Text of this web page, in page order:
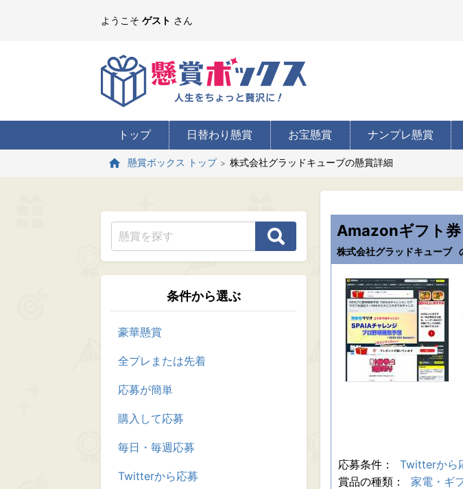
ようこそ ゲスト さん
トップ 日替わり懸賞 お宝懸賞 ナンプレ懸賞
懸賞ボックス トップ 株式会社グラッドキューブの懸賞詳細
条件から選ぶ
豪華懸賞
全プレまたは先着
応募が簡単
購入して応募
毎日・毎週応募
Twitterから応募
Amazonギフト券
株式会社グラッドキューブ
応募条件：
Twitterから
賞品の種類：
家電・ギ